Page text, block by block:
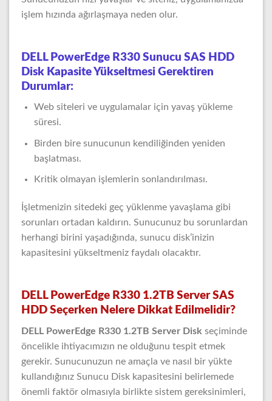
işlem hızında ağırlaşmaya neden olur.
DELL PowerEdge R330 Sunucu SAS HDD
Disk Kapasite Yükseltmesi Gerektiren
Durumlar:
Web siteleri ve uygulamalar için yavaş yükleme
süresi.
Birden bire sunucunun kendiliğinden yeniden
başlatması.
Kritik olmayan işlemlerin sonlandırılması.
İşletmenizin sitedeki geç yüklenme yavaşlama gibi
sorunları ortadan kaldırın. Sunucunuz bu sorunlardan
herhangi birini yaşadığında, sunucu disk’inizin
kapasitesini yükseltmeniz faydalı olacaktır.
DELL PowerEdge R330 1.2TB Server SAS
HDD Seçerken Nelere Dikkat Edilmelidir?
DELL PowerEdge R330 1.2TB Server Disk seçiminde
öncelikle ihtiyacımızın ne olduğunu tespit etmek
gerekir. Sunucunuzun ne amaçla ve nasıl bir yükte
kullandığınız Sunucu Disk kapasitesini belirlemede
önemli faktör olmasıyla birlikte sistem gereksinimleri,